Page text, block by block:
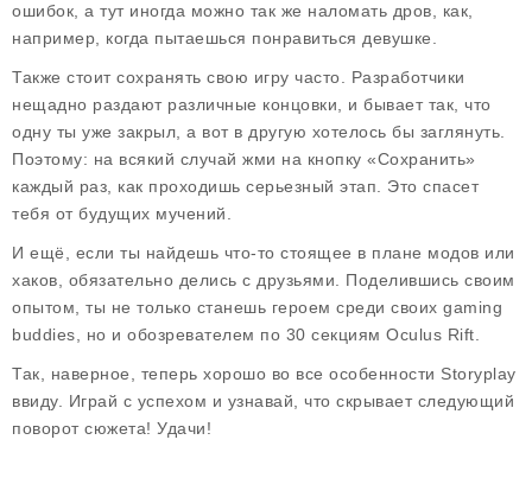
ошибок, а тут иногда можно так же наломать дров, как,
например, когда пытаешься понравиться девушке.
Также стоит сохранять свою игру часто. Разработчики
нещадно раздают различные концовки, и бывает так, что
одну ты уже закрыл, а вот в другую хотелось бы заглянуть.
Поэтому: на всякий случай жми на кнопку «Сохранить»
каждый раз, как проходишь серьезный этап. Это спасет
тебя от будущих мучений.
И ещё, если ты найдешь что-то стоящее в плане модов или
хаков, обязательно делись с друзьями. Поделившись своим
опытом, ты не только станешь героем среди своих gaming
buddies, но и обозревателем по 30 секциям Oculus Rift.
Так, наверное, теперь хорошо во все особенности Storyplay
ввиду. Играй с успехом и узнавай, что скрывает следующий
поворот сюжета! Удачи!